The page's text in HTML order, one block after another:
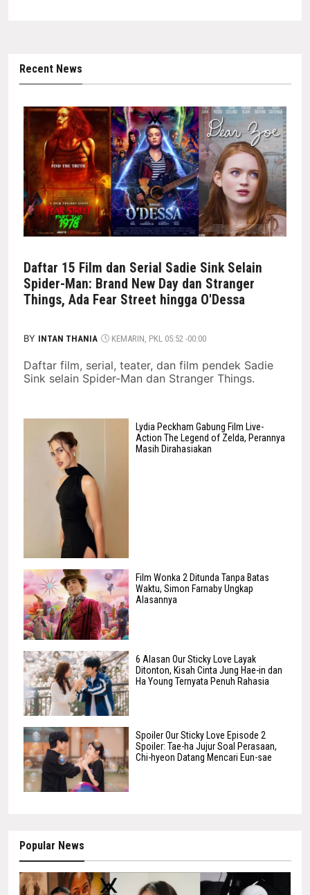
Recent News
Daftar 15 Film dan Serial Sadie Sink Selain
Spider-Man: Brand New Day dan Stranger
Things, Ada Fear Street hingga O'Dessa
BY INTAN THANIA KEMARIN, PKL 05:52 -00:00
Daftar film, serial, teater, dan film pendek Sadie
Sink selain Spider-Man dan Stranger Things.
Lydia Peckham Gabung Film Live-
Action The Legend of Zelda, Perannya
Masih Dirahasiakan
Film Wonka 2 Ditunda Tanpa Batas
Waktu, Simon Farnaby Ungkap
Alasannya
6 Alasan Our Sticky Love Layak
Ditonton, Kisah Cinta Jung Hae-in dan
Ha Young Ternyata Penuh Rahasia
Spoiler Our Sticky Love Episode 2
Spoiler: Tae-ha Jujur Soal Perasaan,
Chi-hyeon Datang Mencari Eun-sae
Popular News